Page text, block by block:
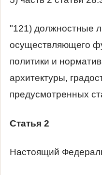
"121) должностные
осуществляющего
политики и
архитектуры,
предусмотренных
Статья 2
Настоящий